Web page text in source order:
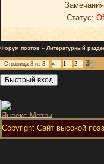
Статус:
Форум поэтов » Литературный
Страница 3 из 3 « 1 2
3
Copyright Сайт высокой